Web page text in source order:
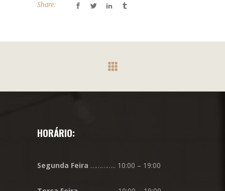
Share:
HORÁRIO:
Segunda Feira ………….. 10:00 – 19:00